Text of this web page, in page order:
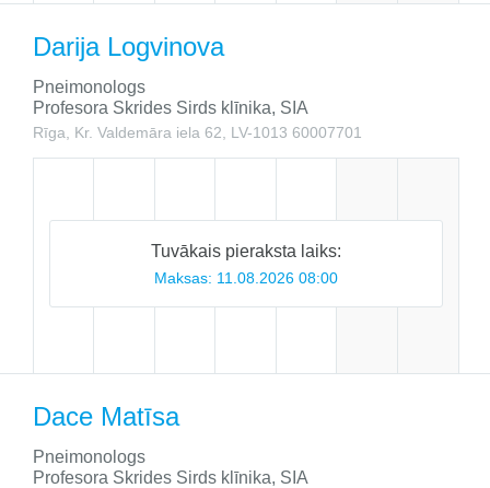
Darija Logvinova
Pneimonologs
Profesora Skrides Sirds klīnika, SIA
Rīga, Kr. Valdemāra iela 62, LV-1013 60007701
Tuvākais pieraksta laiks:
Maksas: 11.08.2026 08:00
Dace Matīsa
Pneimonologs
Profesora Skrides Sirds klīnika, SIA